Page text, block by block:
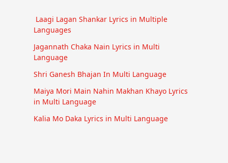
Laagi Lagan Shankar Lyrics in Multiple
Languages
Jagannath Chaka Nain Lyrics in Multi
Language
Shri Ganesh Bhajan In Multi Language
Maiya Mori Main Nahin Makhan Khayo Lyrics
in Multi Language
Kalia Mo Daka Lyrics in Multi Language